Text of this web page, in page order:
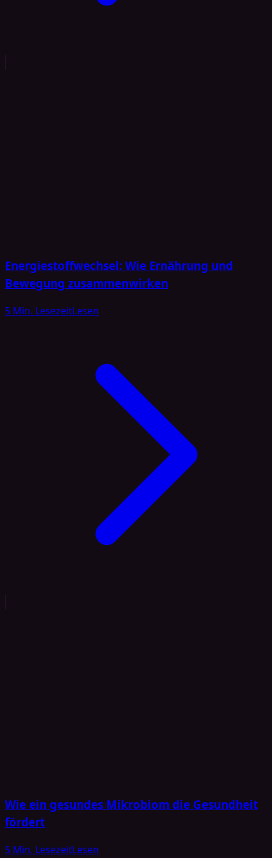
Energiestoffwechsel: Wie Ernährung und
Bewegung zusammenwirken
5 Min. LesezeitLesen
Wie ein gesundes Mikrobiom die Gesundheit
fördert
5 Min. LesezeitLesen